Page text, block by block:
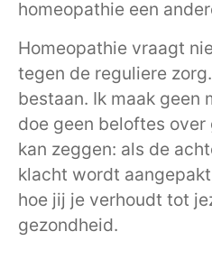
homeopathie een
Homeopathie vraagt
tegen de reguliere
bestaan. Ik maak geen
doe geen beloftes over
kan zeggen: als de
klacht wordt
hoe jij je verhoudt tot
gezondheid.